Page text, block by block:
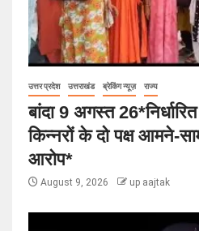
उत्तर प्रदेश उत्तराखंड ब्रेकिंग न्यूज़ राज्य
बांदा 9 अगस्त
किन्नरों के दो पक्ष आमने-
आरोप*
August 9, 2026 up aajtak